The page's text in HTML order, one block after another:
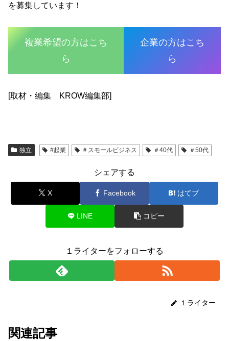
を募集しています！
複業希望の方はこち
ら
企業の方はこち
ら
[取材・編集 KROW編集部]
独立 #起業 ＃スモールビジネス ＃40代 ＃50代
シェアする
X Facebook はてブ
LINE コピー
１ライターをフォローする
１ライター
関連記事